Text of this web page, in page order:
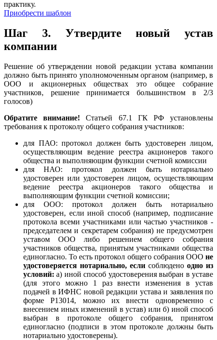
практику.
Приобрести шаблон
Шаг 3. Утвердите новый устав
компании
Решение об утверждении новой редакции устава компании
должно быть принято уполномоченным органом (например, в
ООО и акционерных обществах это общее собрание
участников, решение принимается большинством в 2/3
голосов)
Обратите внимание!Статьей 67.1 ГК РФ установлены
требования к протоколу общего собрания участников:
для ПАО: протокол должен быть удостоверен лицом,
осуществляющим ведение реестра акционеров такого
общества и выполняющим функции счетной комиссии
для НАО: протокол должен быть нотариально
удостоверен или удостоверен лицом, осуществляющим
ведение реестра акционеров такого общества и
выполняющим функции счетной комиссии;
для ООО: протокол должен быть нотариально
удостоверен, если иной способ (например, подписание
протокола всеми участниками или частью участников -
председателем и секретарем собрания) не предусмотрен
уставом ООО либо решением общего собрания
участников общества, принятым участниками общества
единогласно. То есть протокол общего собрания ООО не
удостоверяется нотариально, если соблюдено одно из
условий:а) иной способ удостоверения выбран в уставе
(для этого можно 1 раз внести изменения в устав
подачей в ИФНС новой редакции устава и заявления по
форме Р13014, можно их внести одновременно с
внесением иных изменений в устав) или б) иной способ
выбран в протоколе общего собрания, принятом
единогласно (подписи в этом протоколе должны быть
нотариально удостоверены).